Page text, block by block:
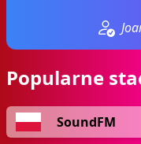
Popularne
SoundFM